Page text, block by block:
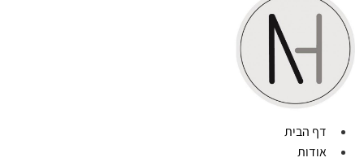
דף הבית
אודות